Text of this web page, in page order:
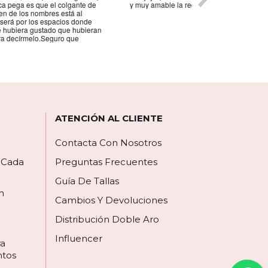
razonables y
ATENCIÓN AL CLIENTE
Contacta Con Nosotros
Preguntas Frecuentes
Guía De Tallas
Cambios Y Devoluciones
Distribución Doble Aro
Influencer